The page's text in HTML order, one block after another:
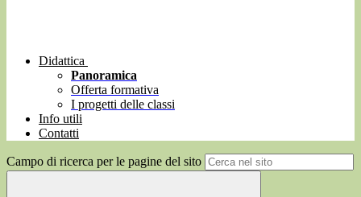
Didattica
Panoramica
Offerta formativa
I progetti delle classi
Info utili
Contatti
Campo di ricerca per le pagine del sito